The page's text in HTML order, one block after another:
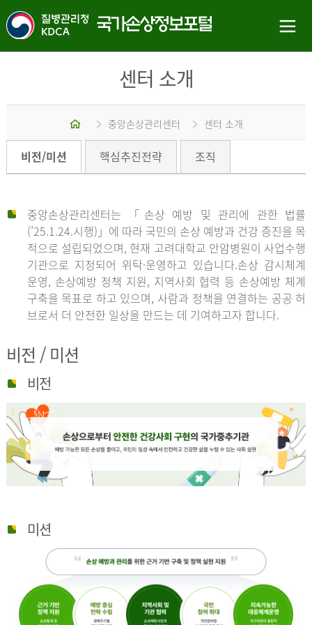
센터 소개
중앙손상관리센터 센터 소개
비전/미션 핵심추진전략 조직
중앙손상관리센터는 「손상 예방 및 관리에 관한 법률
(’25.1.24.시행)」에 따라 국민의 손상 예방과 건강 증진을 목
적으로 설립되었으며, 현재 고려대학교 안암병원이 사업수행
기관으로 지정되어 위탁·운영하고 있습니다.손상 감시체계
운영, 손상예방 정책 지원, 지역사회 협력 등 손상예방 체계
구축을 목표로 하고 있으며, 사람과 정책을 연결하는 공공 허
브로서 더 안전한 일상을 만드는 데 기여하고자 합니다.
비전 / 미션
비전
미션